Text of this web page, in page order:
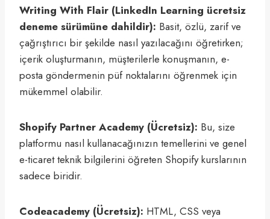
Writing With Flair (LinkedIn Learning ücretsiz
deneme sürümüne dahildir): Basit, özlü, zarif ve
çağrıştırıcı bir şekilde nasıl yazılacağını öğretirken;
içerik oluşturmanın, müşterilerle konuşmanın, e-
posta göndermenin püf noktalarını öğrenmek için
mükemmel olabilir.
Shopify Partner Academy (Ücretsiz): Bu, size
platformu nasıl kullanacağınızın temellerini ve genel
e-ticaret teknik bilgilerini öğreten Shopify kurslarının
sadece biridir.
Codeacademy (Ücretsiz): HTML, CSS veya